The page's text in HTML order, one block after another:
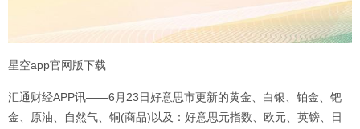
星空app官网版下载
汇通财经APP讯——6月23日好意思市更新的黄金、白银、铂金、钯
金、原油、自然气、铜(商品)以及：好意思元指数、欧元、英镑、日